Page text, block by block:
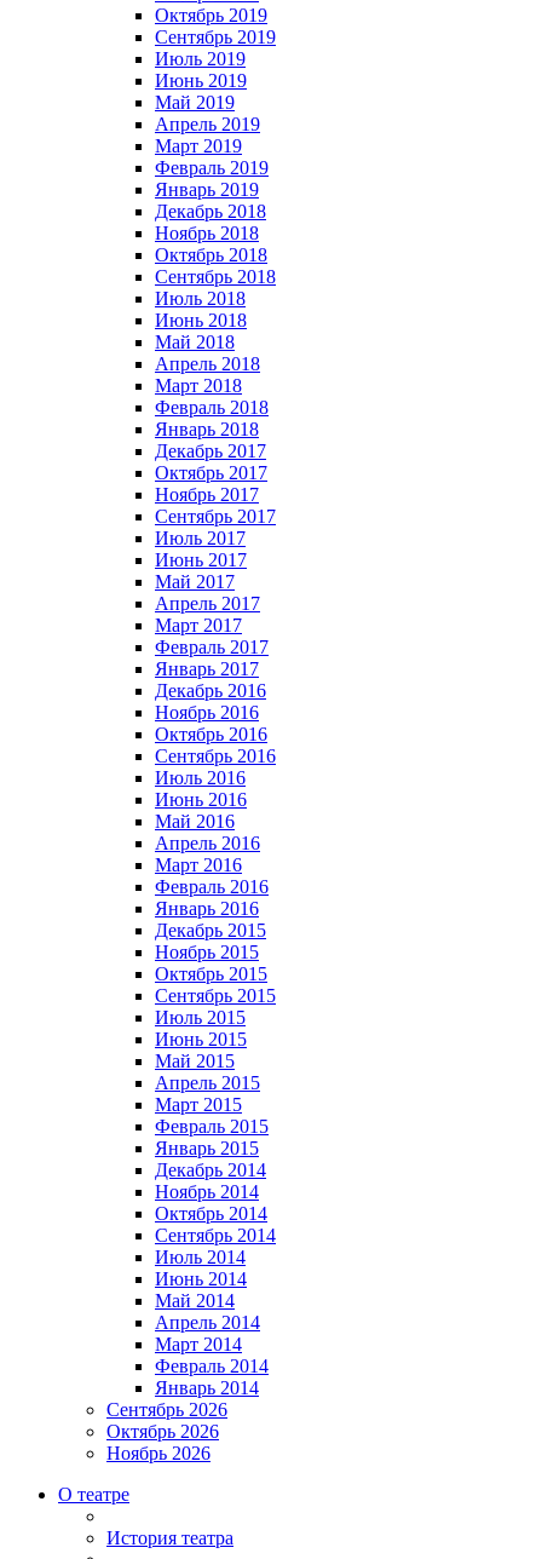
Октябрь 2019
Сентябрь 2019
Июль 2019
Июнь 2019
Май 2019
Апрель 2019
Март 2019
Февраль 2019
Январь 2019
Декабрь 2018
Ноябрь 2018
Октябрь 2018
Сентябрь 2018
Июль 2018
Июнь 2018
Май 2018
Апрель 2018
Март 2018
Февраль 2018
Январь 2018
Декабрь 2017
Октябрь 2017
Ноябрь 2017
Сентябрь 2017
Июль 2017
Июнь 2017
Май 2017
Апрель 2017
Март 2017
Февраль 2017
Январь 2017
Декабрь 2016
Ноябрь 2016
Октябрь 2016
Сентябрь 2016
Июль 2016
Июнь 2016
Май 2016
Апрель 2016
Март 2016
Февраль 2016
Январь 2016
Декабрь 2015
Ноябрь 2015
Октябрь 2015
Сентябрь 2015
Июль 2015
Июнь 2015
Май 2015
Апрель 2015
Март 2015
Февраль 2015
Январь 2015
Декабрь 2014
Ноябрь 2014
Октябрь 2014
Сентябрь 2014
Июль 2014
Июнь 2014
Май 2014
Апрель 2014
Март 2014
Февраль 2014
Январь 2014
Сентябрь 2026
Октябрь 2026
Ноябрь 2026
О театре
История театра